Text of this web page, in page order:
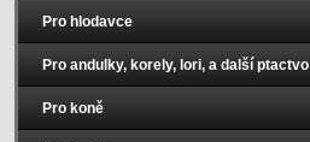
Pro hlodavce
Pro andulky, korely, lori, a další ptactvo
Pro koně